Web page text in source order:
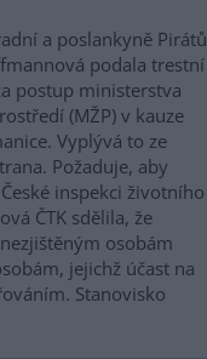
a poslankyně Pirátů
podala trestní
postup ministerstva
(MŽP) v kauze
Vyplývá to ze
Požaduje, aby
inspekci životního
ČTK sdělila, že
osobám
jejichž účast na
Stanovisko